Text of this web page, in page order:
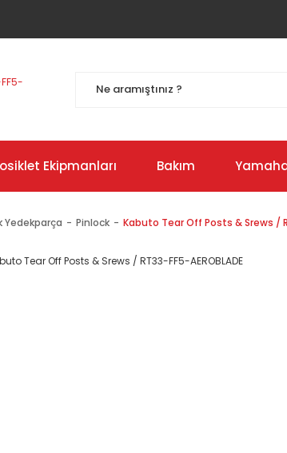
Ekipmanları Bakım
Yedekparça Pinlock Kabuto Tear Off Posts & Srews /